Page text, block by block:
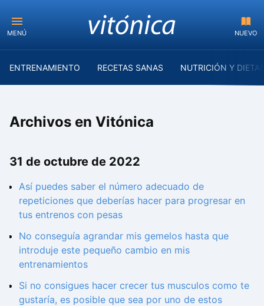
MENÚ NUEVO
ENTRENAMIENTO RECETAS SANAS NUTRICIÓN Y
Archivos en Vitónica
31 de octubre de 2022
Así puedes saber el número adecuado de
repeticiones que deberías hacer para progresar en
tus entrenos con pesas
No conseguía agrandar mis gemelos hasta que
introduje este pequeño cambio en mis
entrenamientos
Si no consigues hacer crecer tus musculos como te
gustaría, es posible que sea por uno de estos